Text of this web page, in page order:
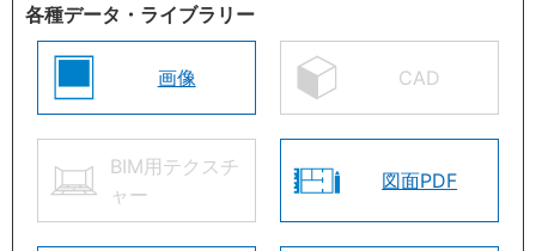
各種データ・ライブラリー
画像 CAD
BIM用テクスチ
ャー
図面PDF